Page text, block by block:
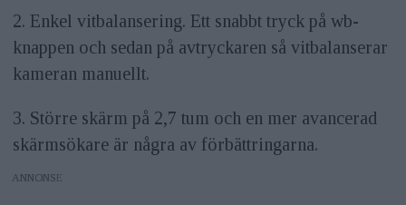
2. Enkel vitbalansering. Ett snabbt tryck på wb-
knappen och sedan på avtryckaren så vitbalanserar
kameran manuellt.
3. Större skärm på 2,7 tum och en mer avancerad
skärmsökare är några av förbättringarna.
ANNONS